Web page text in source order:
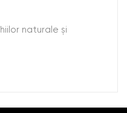
naturale și